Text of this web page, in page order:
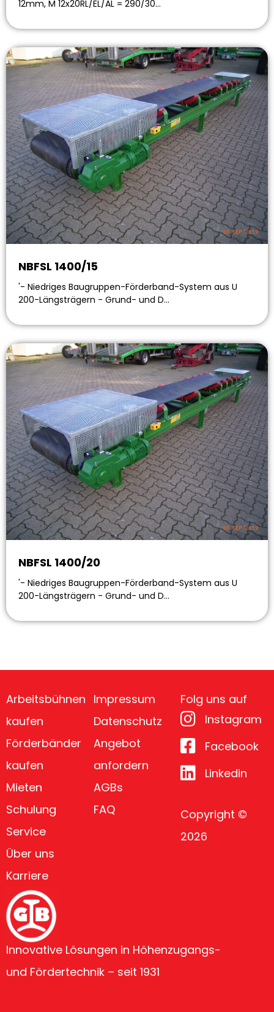
12mm, M 12x20RL/EL/AL = 290/30…
NBFSL 1400/15
'- Niedriges Baugruppen-Förderband-System aus U
200-Längsträgern - Grund- und D…
NBFSL 1400/20
'- Niedriges Baugruppen-Förderband-System aus U
200-Längsträgern - Grund- und D…
Innovative Lösungen in Höhenzugangs-
und Fördertechnik – seit 1931
Arbeitsbühnen
kaufen
Förderbänder
kaufen
Mieten
Schulung
Service
Über uns
Karriere
Impressum
Datenschutz
Angebot
anfordern
AGBs
FAQ
Folg uns auf
Instagram
Facebook
Linkedin
Copyright ©
2026